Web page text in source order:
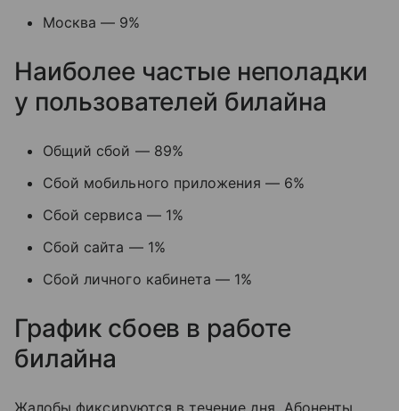
Москва — 9%
Наиболее частые неполадки
у пользователей билайна
Общий сбой — 89%
Сбой мобильного приложения — 6%
Сбой сервиса — 1%
Сбой сайта — 1%
Сбой личного кабинета — 1%
График сбоев в работе
билайна
Жалобы фиксируются в течение дня. Абоненты